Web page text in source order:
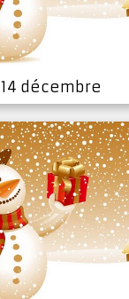
14 décembre